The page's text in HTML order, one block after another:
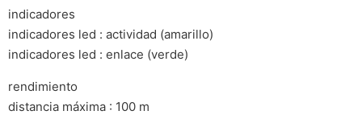
indicadores
indicadores led : actividad (amarillo)
indicadores led : enlace (verde)
rendimiento
distancia máxima : 100 m